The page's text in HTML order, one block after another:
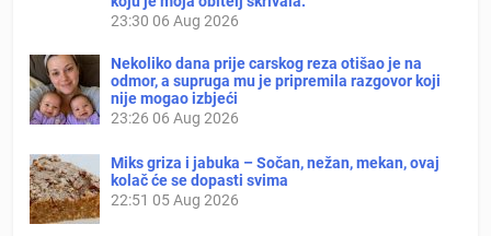
23:30 06 Aug 2026
Nekoliko dana prije carskog reza otišao je na
odmor, a supruga mu je pripremila razgovor koji
nije mogao izbjeći
23:26 06 Aug 2026
Miks griza i jabuka – Sočan, nežan, mekan, ovaj
kolač će se dopasti svima
22:51 05 Aug 2026